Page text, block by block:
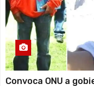
Convoca ONU a